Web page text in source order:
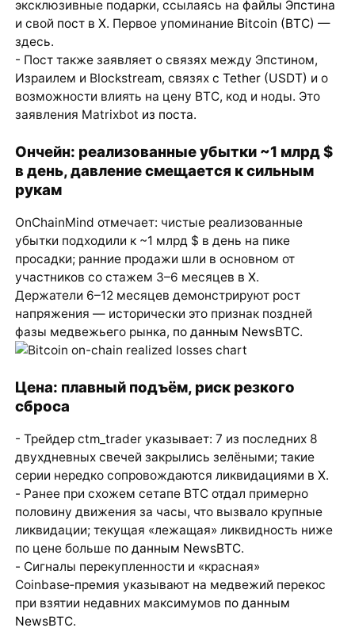
эксклюзивные подарки, ссылаясь на файлы Эпстина
и свой пост в X. Первое упоминание Bitcoin (BTC) —
здесь.
- Пост также заявляет о связях между Эпстином,
Израилем и Blockstream, связях с Tether (USDT) и о
возможности влиять на цену BTC, код и ноды. Это
заявления Matrixbot из поста.
Ончейн: реализованные убытки ~1 млрд $
в день, давление смещается к сильным
рукам
OnChainMind отмечает: чистые реализованные
убытки подходили к ~1 млрд $ в день на пике
просадки; ранние продажи шли в основном от
участников со стажем 3–6 месяцев в X.
Держатели 6–12 месяцев демонстрируют рост
напряжения — исторически это признак поздней
фазы медвежьего рынка, по данным NewsBTC.
Цена: плавный подъём, риск резкого
сброса
- Трейдер ctm_trader указывает: 7 из последних 8
двухдневных свечей закрылись зелёными; такие
серии нередко сопровождаются ликвидациями в X.
- Ранее при схожем сетапе BTC отдал примерно
половину движения за часы, что вызвало крупные
ликвидации; текущая «лежащая» ликвидность ниже
по цене больше по данным NewsBTC.
- Сигналы перекупленности и «красная»
Coinbase‑премия указывают на медвежий перекос
при взятии недавних максимумов по данным
NewsBTC.